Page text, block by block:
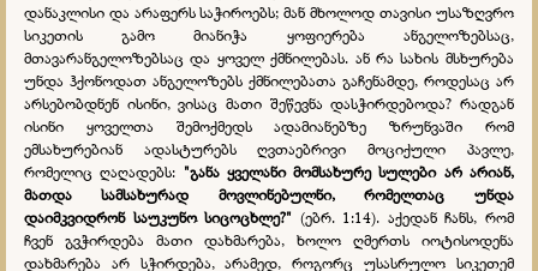
დანაკლისი და არაფერს საჭიროებს; მან მხოლოდ თავისი უსაზღვრო
სიკეთის გამო მიანიჭა ყოფიერება ანგელოზებსაც,
მთავარანგელოზებსაც და ყოველ ქმნილებას. ან რა სახის მსხურება
უნდა ჰქონოდათ ანგელოზებს ქმნილებათა გაჩენამდე, როდესაც არ
არსებობდნენ ისინი, ვისაც მათი შეწევნა დასჭირდებოდა? რადგან
ისინი ყოველთა შემოქმედს ადამიანებზე ზრუნვაში რომ
ემსახურებიან ადასტურებს ღვთაებრივი მოციქული პავლე,
რომელიც ღაღადებს: "განა ყველანი მომსახურე სულები არ არიან,
მათდა სამსახურად მოვლინებულნი, რომელთაც უნდა
დაიმკვიდრონ საუკუნო სიცოცხლე?" (ებრ. 1:14). აქედან ჩანს, რომ
ჩვენ გვჭირდება მათი დახმარება, ხოლო ღმერთს იოტისოდენა
დახმარება არ სჭირდება, არამედ, როგორც უსასრულო სიკეთემ